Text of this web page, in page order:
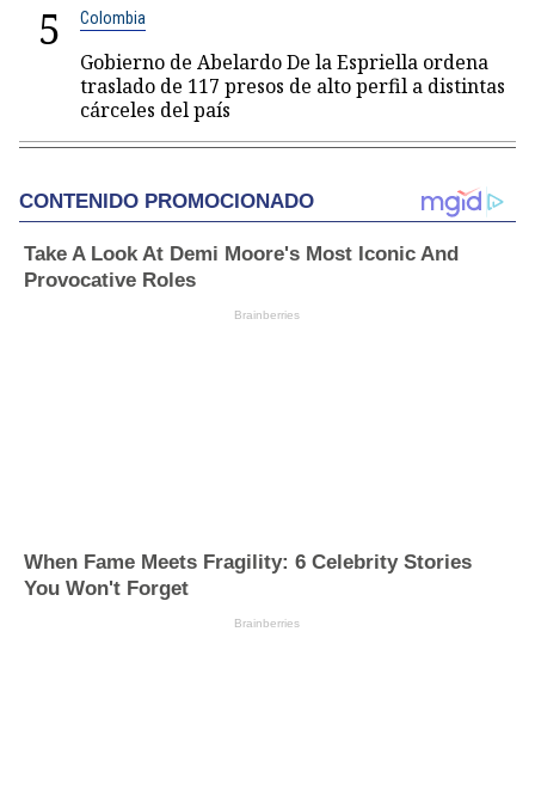
5 Colombia
Gobierno de Abelardo De la Espriella ordena
traslado de 117 presos de alto perfil a distintas
cárceles del país